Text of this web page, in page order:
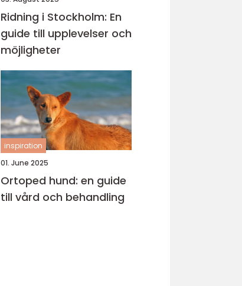
Ridning i Stockholm: En
guide till upplevelser och
möjligheter
inspiration
01. June 2025
Ortoped hund: en guide
till vård och behandling